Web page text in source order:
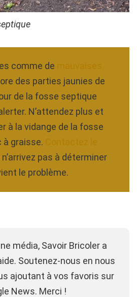
comme de mauvaises
des parties jaunies de
de la fosse septique
N’attendez plus et
à la vidange de la fosse
à graisse. Contactez le
pas à déterminer
le problème.
média, Savoir Bricoler a
Soutenez-nous en nous
ajoutant à vos favoris sur
News. Merci !